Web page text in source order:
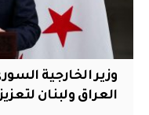
وزير الخارجية
العراق ولبنان